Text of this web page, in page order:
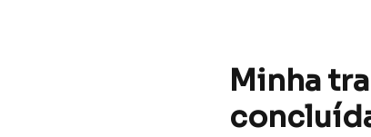
Minha